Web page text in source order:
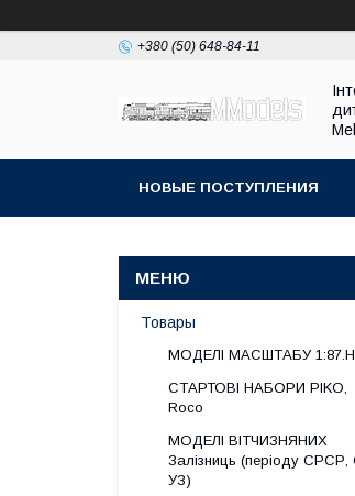
+380 (50) 648-84-11
НОВЫЕ ПОСТУПЛЕНИЯ
Товары
МОДЕЛІ МАСШТАБУ
СТАРТОВІ НАБОРИ PIKO,
Roco
МОДЕЛІ ВІТЧИЗНЯНИХ
Залізниць (періоду
УЗ)